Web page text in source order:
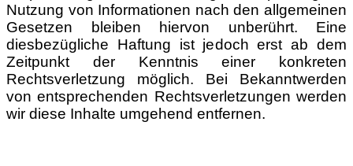
Nutzung von Informationen nach den allgemeinen
Gesetzen bleiben hiervon unberührt. Eine
diesbezügliche Haftung ist jedoch erst ab dem
Zeitpunkt der Kenntnis einer konkreten
Rechtsverletzung möglich. Bei Bekanntwerden
von entsprechenden Rechtsverletzungen werden
wir diese Inhalte umgehend entfernen.